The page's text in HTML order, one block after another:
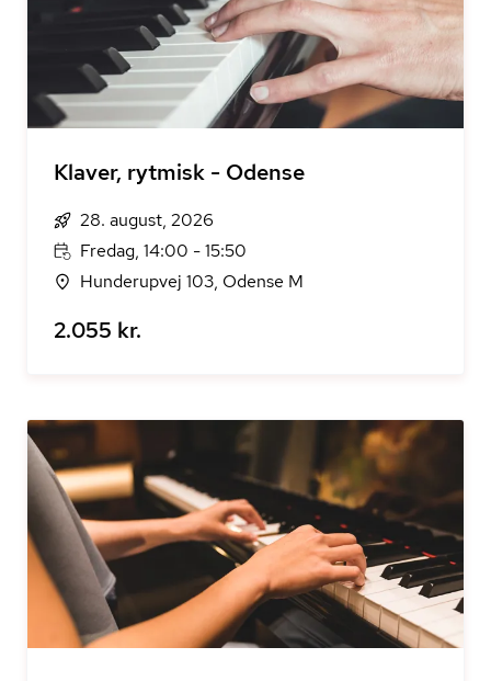
Klaver, rytmisk - Odense
28. august, 2026
Fredag, 14:00 - 15:50
Hunderupvej 103, Odense M
2.055 kr.